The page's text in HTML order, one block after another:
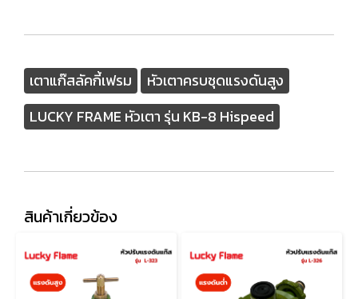
เตาแก๊สลัคกี้เฟรม
หัวเตาครบชุดแรงดันสูง
LUCKY FRAME หัวเตา รุ่น KB-8 Hispeed
สินค้าเกี่ยวข้อง